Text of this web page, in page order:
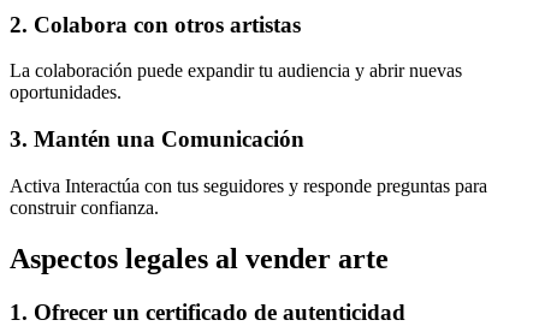
2. Colabora con otros artistas
La colaboración puede expandir tu audiencia y abrir nuevas
oportunidades.
3. Mantén una Comunicación
Activa Interactúa con tus seguidores y responde preguntas para
construir confianza.
Aspectos legales al vender arte
1. Ofrecer un certificado de autenticidad